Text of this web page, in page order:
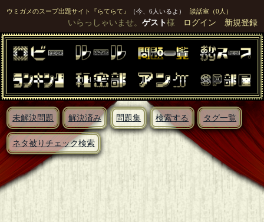
ウミガメのスープ出題サイト『らてらて』 （今、6人いるよ） 談話室（0人）
いらっしゃいませ。 ゲスト様 ログイン 新規登録
未解決問題 解決済み 問題集 検索する タグ一覧
ネタ被りチェック検索